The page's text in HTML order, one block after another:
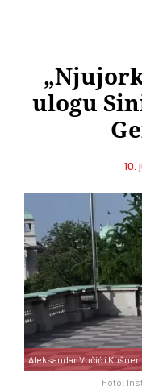
ulogu
10.
Foto:
Aleksandar Vučić i